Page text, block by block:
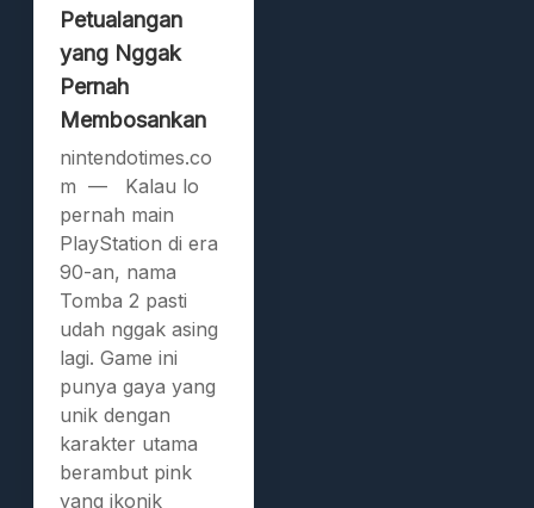
Petualangan
yang Nggak
Pernah
Membosankan
nintendotimes.co
m — Kalau lo
pernah main
PlayStation di era
90-an, nama
Tomba 2 pasti
udah nggak asing
lagi. Game ini
punya gaya yang
unik dengan
karakter utama
berambut pink
yang ikonik